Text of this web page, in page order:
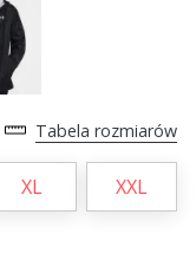
Tabela rozmiarów
XL XXL